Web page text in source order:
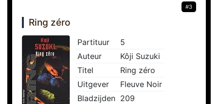
#3
Ring zéro
Partituur
5
Auteur
Kôji Suzuki
Titel
Ring zéro
Uitgever
Fleuve Noir
Bladzijden 209